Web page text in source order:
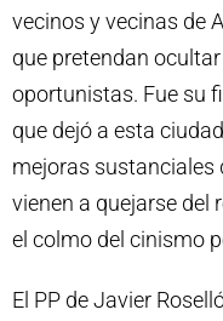
vecinos y vecinas de
que pretendan
oportunistas. Fue su
que dejó a esta
mejoras sustanciales
vienen a quejarse del
el colmo del cinismo
El PP de Javier